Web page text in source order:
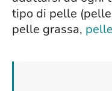
tipo di pelle
pelle grassa,